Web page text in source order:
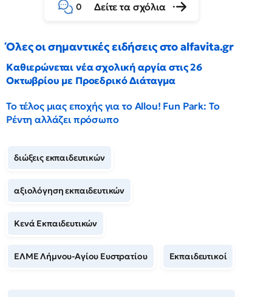
0 Δείτε τα σχόλια
Όλες οι σημαντικές ειδήσεις στο alfavita.gr
Καθιερώνεται νέα σχολική αργία στις 26
Οκτωβρίου με Προεδρικό Διάταγμα
Το τέλος μιας εποχής για το Allou! Fun Park: Το
Ρέντη αλλάζει πρόσωπο
διώξεις εκπαιδευτικών
αξιολόγηση εκπαιδευτικών
Κενά Εκπαιδευτικών
ΕΛΜΕ Λήμνου-Αγίου Ευστρατίου Εκπαιδευτικοί